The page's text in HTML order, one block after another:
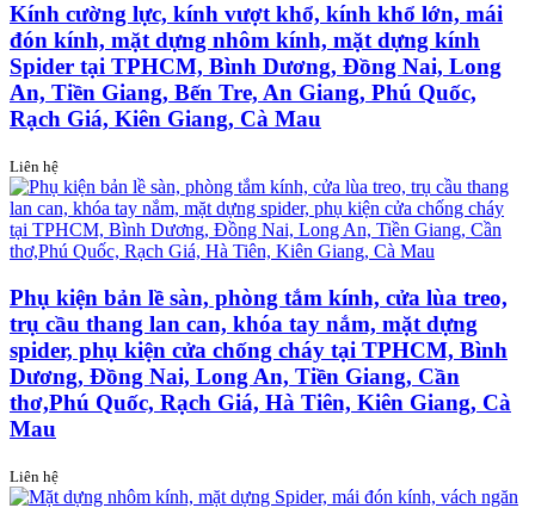
Kính cường lực, kính vượt khổ, kính khổ lớn, mái
đón kính, mặt dựng nhôm kính, mặt dựng kính
Spider tại TPHCM, Bình Dương, Đồng Nai, Long
An, Tiền Giang, Bến Tre, An Giang, Phú Quốc,
Rạch Giá, Kiên Giang, Cà Mau
Liên hệ
Phụ kiện bản lề sàn, phòng tắm kính, cửa lùa treo,
trụ cầu thang lan can, khóa tay nắm, mặt dựng
spider, phụ kiện cửa chống cháy tại TPHCM, Bình
Dương, Đồng Nai, Long An, Tiền Giang, Cần
thơ,Phú Quốc, Rạch Giá, Hà Tiên, Kiên Giang, Cà
Mau
Liên hệ